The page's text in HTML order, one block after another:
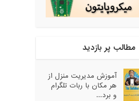
مطالب پر بازدید
آموزش مدیریت منزل از
هر مکان با ربات تلگرام
و برد...